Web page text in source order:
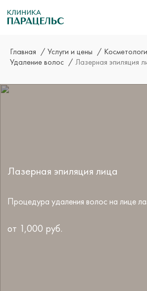
Главная Услуги и цены
Удаление волос
Лазерная эпиляция
Лазерная эпиляция лица
Процедура удаления волос на лице
от 1,000 руб.